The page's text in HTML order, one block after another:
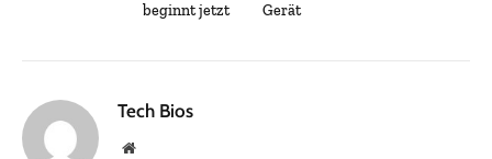
beginnt jetzt
Gerät
Tech Bios
Website